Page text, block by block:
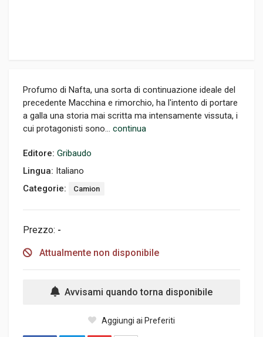
Profumo di Nafta, una sorta di continuazione ideale del
precedente Macchina e rimorchio, ha l'intento di portare
a galla una storia mai scritta ma intensamente vissuta, i
cui protagonisti sono... continua
Editore: Gribaudo
Lingua: Italiano
Categorie:
Camion
Prezzo: -
Attualmente non disponibile
Avvisami quando torna disponibile
Aggiungi ai Preferiti